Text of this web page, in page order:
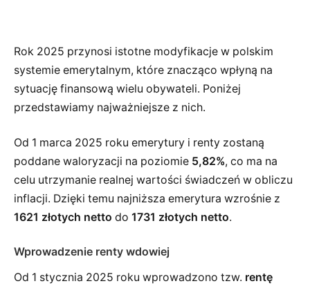
Rok 2025 przynosi istotne modyfikacje w polskim
systemie emerytalnym, które znacząco wpłyną na
sytuację finansową wielu obywateli. Poniżej
przedstawiamy najważniejsze z nich.
Od 1 marca 2025 roku emerytury i renty zostaną
poddane waloryzacji na poziomie 5,82%, co ma na
celu utrzymanie realnej wartości świadczeń w obliczu
inflacji. Dzięki temu najniższa emerytura wzrośnie z
1621 złotych netto do 1731 złotych netto.
Wprowadzenie renty wdowiej
Od 1 stycznia 2025 roku wprowadzono tzw. rentę